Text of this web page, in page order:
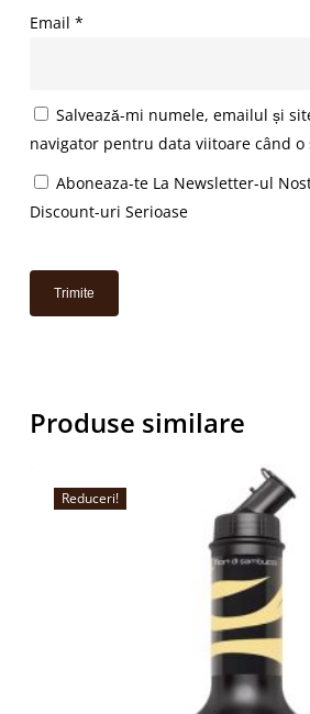
Email *
Salvează-mi numele, emailul și
navigator pentru data viitoare când o
Aboneaza-te La Newsletter-ul
Discount-uri Serioase
Produse similare
Reduceri!